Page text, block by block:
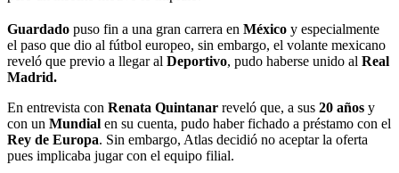
Guardado puso fin a una gran carrera en México y especialmente
el paso que dio al fútbol europeo, sin embargo, el volante mexicano
reveló que previo a llegar al Deportivo, pudo haberse unido al Real
Madrid.
En entrevista con Renata Quintanar reveló que, a sus 20 años y
con un Mundial en su cuenta, pudo haber fichado a préstamo con el
Rey de Europa. Sin embargo, Atlas decidió no aceptar la oferta
pues implicaba jugar con el equipo filial.